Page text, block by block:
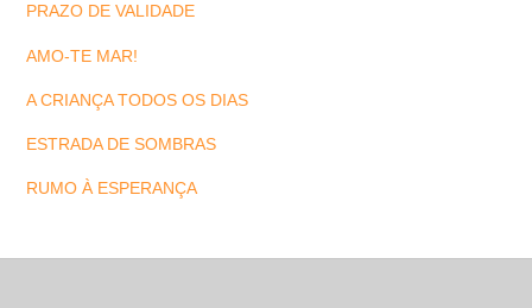
PRAZO DE VALIDADE
AMO-TE MAR!
A CRIANÇA TODOS OS DIAS
ESTRADA DE SOMBRAS
RUMO À ESPERANÇA